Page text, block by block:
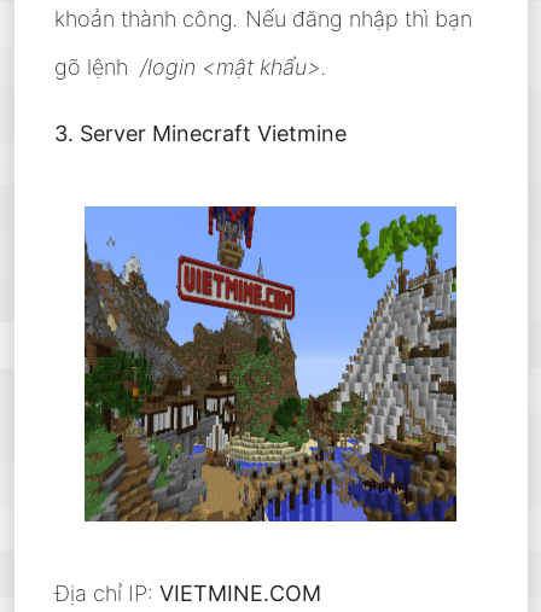
khoản thành công. Nếu đăng nhập thì bạn
gõ lệnh /login <mật khẩu>.
3. Server Minecraft Vietmine
Địa chỉ IP:VIETMINE.COM